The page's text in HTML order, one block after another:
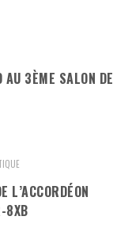
AU 3ÈME SALON DE
L’ACCORDÉON
8XB